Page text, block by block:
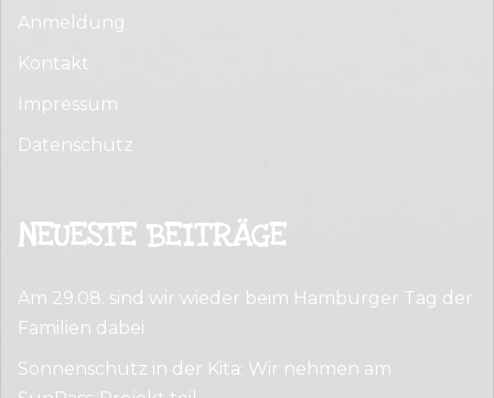
Anmeldung
Kontakt
Impressum
Datenschutz
NEUESTE BEITRÄGE
Am 29.08. sind wir wieder beim Hamburger Tag der
Familien dabei
Sonnenschutz in der Kita: Wir nehmen am